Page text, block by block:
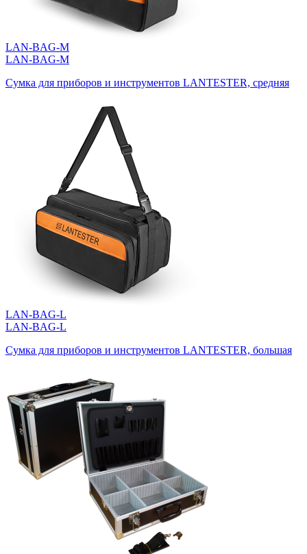
LAN-BAG-M
LAN-BAG-M
Сумка для приборов и инструментов LANTESTER, средняя
LAN-BAG-L
LAN-BAG-L
Сумка для приборов и инструментов LANTESTER, большая